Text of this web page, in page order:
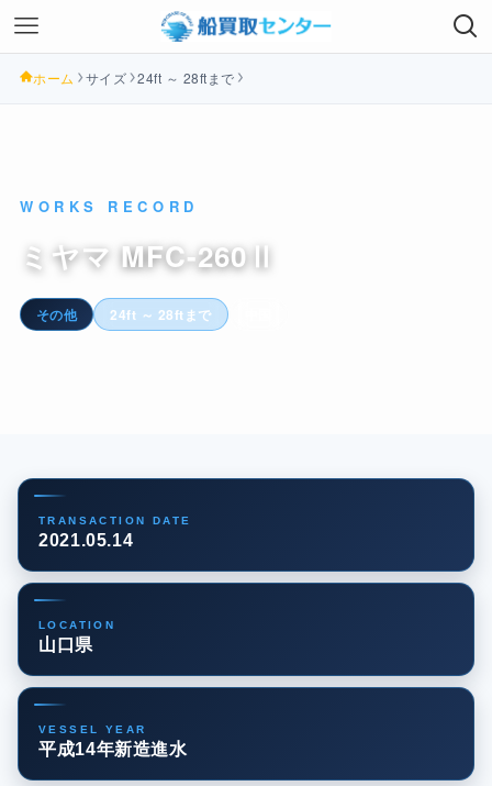
ホーム サイズ 24ft ～ 28ftまで
WORKS RECORD
ミヤマ MFC-260Ⅱ
その他 24ft ～ 28ftまで
TRANSACTION DATE
2021.05.14
LOCATION
山口県
VESSEL YEAR
平成14年新造進水